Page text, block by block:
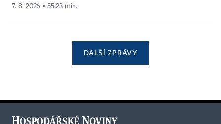
7. 8. 2026 ▪ 55:23 min.
DALŠÍ ZPRÁVY